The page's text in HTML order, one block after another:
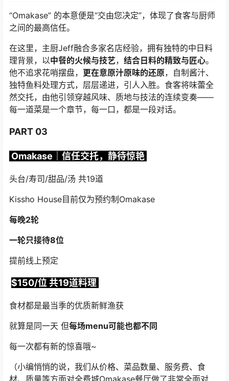
“Omakase” 的本意便是“交由您决定”，体现了食客与厨师
之间的最高信任。
在这里，主厨Jeff融合多家名店经验，拥有独特的中日料
理背景，以中餐的火候与技艺， 结合日料的精致与匠心。
他不追求花哨摆盘， 更在意原汁原味的还原，自制酱汁、
独特鱼料处理方式，层层递进，引人入胜。食客将味蕾全
然交托，由他引领穿越风味、质地与技法的连续变奏——
每一道菜是一个章节，每一口，都是一段对话。
PART 03
Omakase｜信任交托，静待惊艳
头台/寿司/甜品/汤 共19道
Kissho House目前仅为预约制Omakase
每晚2轮
一轮只接待8位
提前线上预定
$150/位 共19道料理
食材都是最当季的优质新鲜渔获
就算是同一天 但每场menu可能也都不同
每一次都有新的惊喜哦~
（小编悄悄的说，我们从价格、菜品数量、服务费、食
材、质量等方面对全费城Omakase餐厅做了非常全面对